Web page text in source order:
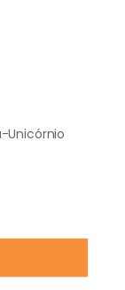
Unicórnio